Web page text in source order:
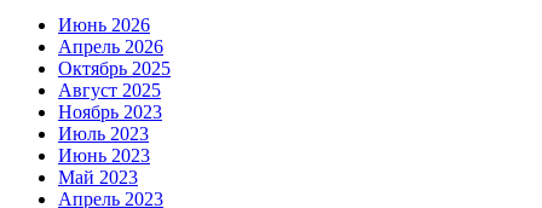
Июнь 2026
Апрель 2026
Октябрь 2025
Август 2025
Ноябрь 2023
Июль 2023
Июнь 2023
Май 2023
Апрель 2023